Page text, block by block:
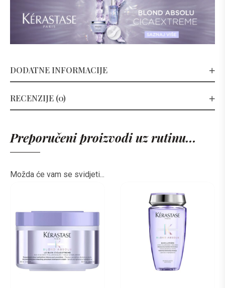
DODATNE INFORMACIJE
RECENZIJE (0)
Preporučeni proizvodi uz rutinu...
Možda će vam se svidjeti...